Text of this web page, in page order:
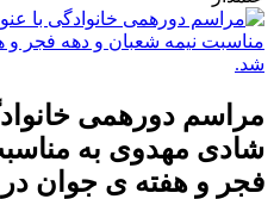
مراسم دورهمی
شادی مهدوی به
فجر و هفته ی جوان